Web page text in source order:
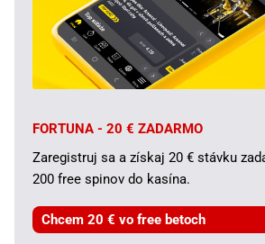
FORTUNA - 20 € ZADARMO
Zaregistruj sa a získaj 20 € stávku
200 free spinov do kasína.
Chcem 20 € vo free betoch